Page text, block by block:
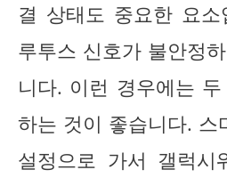
결 상태도 중요한 요
루투스 신호가 불안정
니다. 이런 경우에는
하는 것이 좋습니다. 스
설정으로 가서 갤럭시